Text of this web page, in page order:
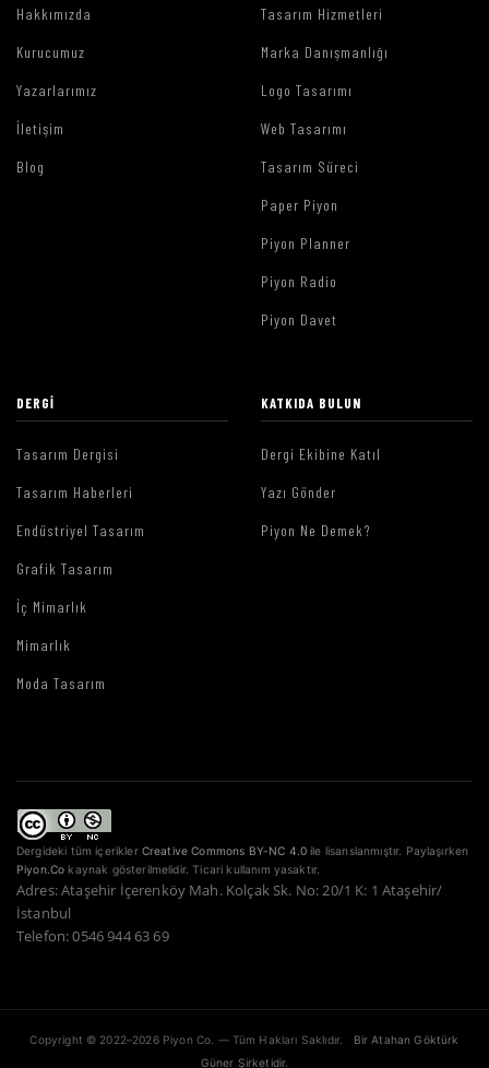
Hakkımızda
Kurucumuz
Yazarlarımız
İletişim
Blog
Tasarım Hizmetleri
Marka Danışmanlığı
Logo Tasarımı
Web Tasarımı
Tasarım Süreci
Paper Piyon
Piyon Planner
Piyon Radio
Piyon Davet
DERGI
Tasarım Dergisi
Tasarım Haberleri
Endüstriyel Tasarım
Grafik Tasarım
İç Mimarlık
Mimarlık
Moda Tasarım
KATKIDA BULUN
Dergi Ekibine Katıl
Yazı Gönder
Piyon Ne Demek?
Dergideki tüm içerikler Creative Commons BY-NC 4.0 ile lisanslanmıştır. Paylaşırken
Piyon.Co kaynak gösterilmelidir. Ticari kullanım yasaktır.
Adres: Ataşehir İçerenköy Mah. Kolçak Sk. No: 20/1 K: 1 Ataşehir/
İstanbul
Telefon: 0546 944 63 69
Copyright © 2022–2026 Piyon Co. — Tüm Hakları Saklıdır.
Bir Atahan Göktürk
Güner Şirketidir.